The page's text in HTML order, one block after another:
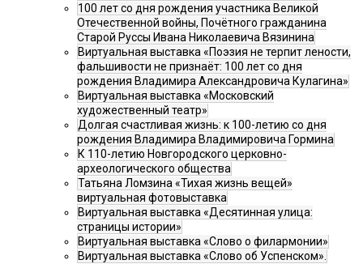
100 лет со дня рождения участника Великой
Отечественной войны, Почётного гражданина
Старой Руссы Ивана Николаевича Вязинина
Виртуальная выставка «Поэзия не терпит лености,
фальшивости не признаёт: 100 лет со дня
рождения Владимира Александровича Кулагина»
Виртуальная выставка «Московский
художественный театр»
Долгая счастливая жизнь: к 100-летию со дня
рождения Владимира Владимировича Гормина
К 110-летию Новгородского церковно-
археологического общества
Татьяна Ломзина «Тихая жизнь вещей»
виртуальная фотовыставка
Виртуальная выставка «Десятинная улица:
страницы истории»
Виртуальная выставка «Слово о филармонии»
Виртуальная выставка «Слово об Успенском».